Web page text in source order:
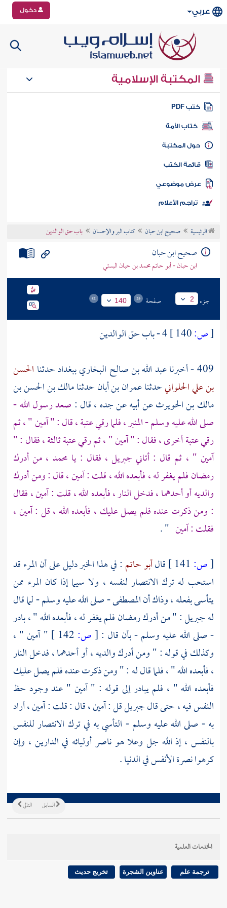
عربي دخول
المكتبة الإسلامية
كتب PDF
كتاب الأمة
المكتبة
الكتب
موضوعي
تراجم الأعلام
الرئيسية صحيح ابن حبان كتاب البر والإحسان باب حق الوالدين
صحيح ابن حبان
ابن حبان - أبو حاتم محمد بن حبان البستي
جزء 2 صفحة 140
[ص:
4 - باب حق الوالدين
409 - أخبرنا
عبد الله بن صالح البخاريببغدادحدثنا الحسن
بن علي الحلوانيحدثناعمران بن أبانحدثنامالك بن الحسن بن
مالك بن الحويرثعنأبيهعنجده ، قال : صعد رسول الله -
صلى الله عليه وسلم - المنبر ، فلما رقي عتبة ، قال : " آمين " ، ثم
رقي عتبة أخرى ، فقال : " آمين " ، ثم رقي عتبة ثالثة ، فقال : "
آمين " ، ثم قال : أتاني جبريل ، فقال : يا محمد ، من أدرك
رمضان فلم يغفر له ، فأبعده الله ، قلت : آمين ، قال : ومن أدرك
والديه أو أحدهما ، فدخل النار ، فأبعده الله ، قلت : آمين ، فقال
: ومن ذكرت عنده فلم يصل عليك ، فأبعده الله ، قل : آمين ،
فقلت : آمين " .
[ص: قالأبو حاتم : في هذا الخبر دليل على أن المرء قد
استحب له ترك الانتصار لنفسه ، ولا سيما إذا كان المرء ممن
يتأسى بفعله ، وذاك أن المصطفى - صلى الله عليه وسلم - لما قال
لهجبريل: " من أدرك رمضان فلم يغفر له ، فأبعده الله " ، بادر
- صلى الله عليه وسلم - بأن قال : [ص:
" آمين " ،
وكذلك في قوله : " ومن أدرك والديه ، أو أحدهما ، فدخل النار
، فأبعده الله " ، فلما قال له : " ومن ذكرت عنده فلم يصل عليك
فأبعده الله " ، فلم يبادر إلى قوله : " آمين " عند وجود حظ
النفس فيه ، حتى قالجبريلقل : آمين ، قال : قلت : آمين ، أراد
به - صلى الله عليه وسلم - التأسي به في ترك الانتصار للنفس
بالنفس ، إذ الله جل وعلا هو ناصر أوليائه في الدارين ، وإن
كرهوا نصرة الأنفس في الدنيا .
التالي السابق
الخدمات العلمية
ترجمة علم عناوين الشجرة تخريج حديث